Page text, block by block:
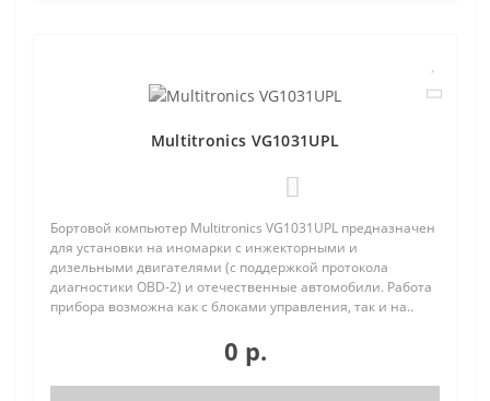
Multitronics VG1031UPL
Бортовой компьютер Multitronics VG1031UPL предназначен
для установки на иномарки с инжекторными и
дизельными двигателями (с поддержкой протокола
диагностики OBD-2) и отечественные автомобили. Работа
прибора возможна как с блоками управления, так и на..
0 р.